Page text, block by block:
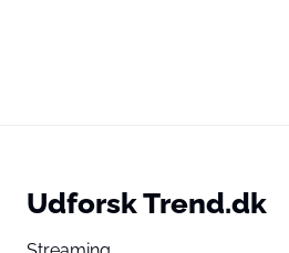
Udforsk Trend.dk